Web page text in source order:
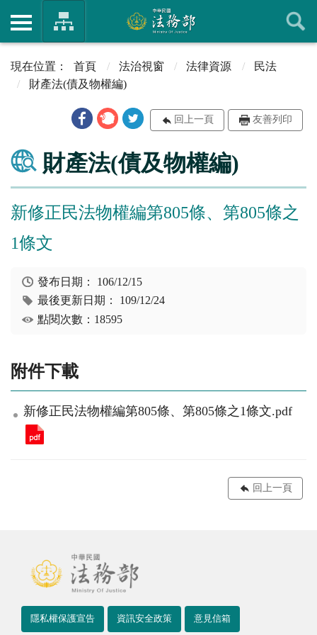
首頁 法治視窗 法律資源
民法
財產法(債及物權編)
回上一頁 友善列印
財產法(債及物權編)
新修正民法物權編第805條、第805條之
1條文
發布日期： 106/12/15
最後更新日期： 109/12/24
點閱次數：18595
附件下載
新修正民法物權編第805條、第805條之1條文.pdf
回上一頁
隱私權保護宣告 資訊安全政策 意見信箱